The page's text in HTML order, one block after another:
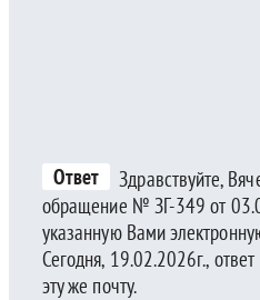
Ответ
Здравствуйте,
обращение № ЗГ-349 от
указанную Вами
Сегодня, 19.02.2026г.,
эту же почту.